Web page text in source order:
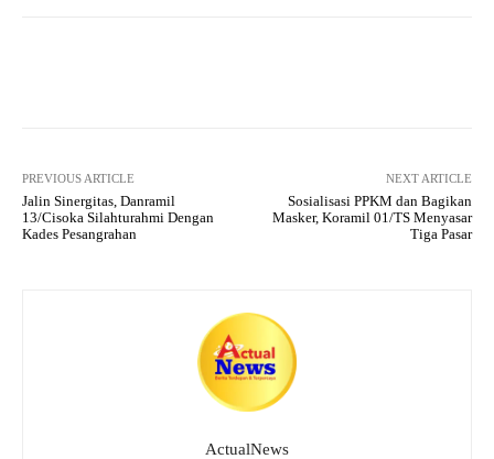
PREVIOUS ARTICLE
Jalin Sinergitas, Danramil
13/Cisoka Silahturahmi Dengan
Kades Pesangrahan
NEXT ARTICLE
Sosialisasi PPKM dan Bagikan
Masker, Koramil 01/TS Menyasar
Tiga Pasar
ActualNews